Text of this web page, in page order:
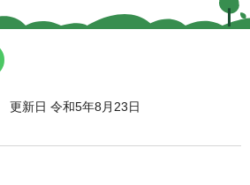
更新日 令和5年8月23日